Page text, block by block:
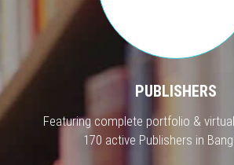
PUBLISHERS
Featuring complete portfolio &
170 active Publishers in